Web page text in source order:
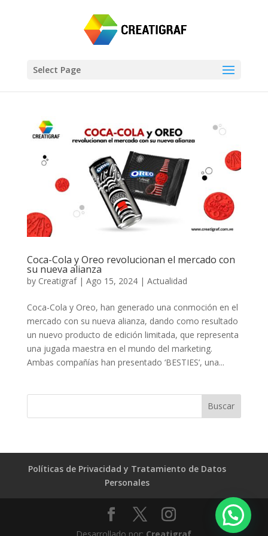
Select Page
Coca-Cola y Oreo revolucionan el mercado con
su nueva alianza
by Creatigraf| Ago 15, 2024| Actualidad
Coca-Cola y Oreo, han generado una conmoción en el
mercado con su nueva alianza, dando como resultado
un nuevo producto de edición limitada, que representa
una jugada maestra en el mundo del marketing.
Ambas compañías han presentado ‘BESTIES’, una...
Políticas de Privacidad y Tratamiento de Datos
Personales
Desarrollado por: Creatigraf